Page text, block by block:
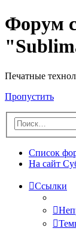
Форум
Печатные
Пропустить
Список
На сайт
Ссылки